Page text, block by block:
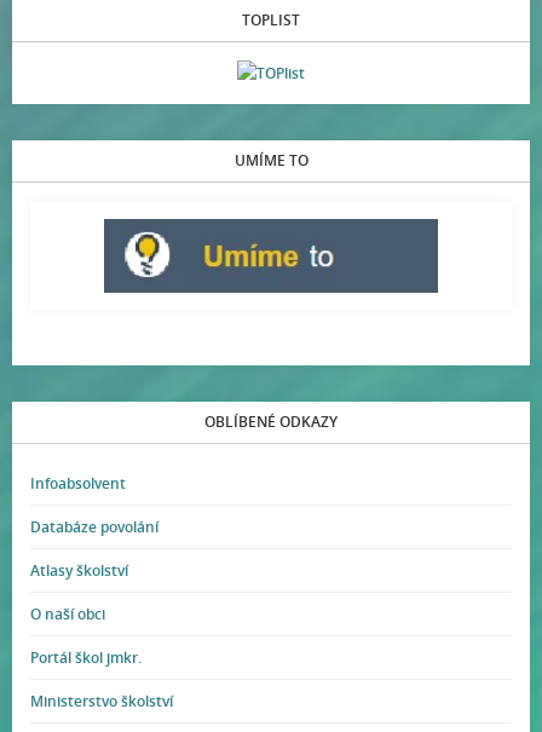
TOPLIST
UMÍME TO
OBLÍBENÉ ODKAZY
Infoabsolvent
Databáze povolání
Atlasy školství
O naší obci
Portál škol jmkr.
Ministerstvo školství